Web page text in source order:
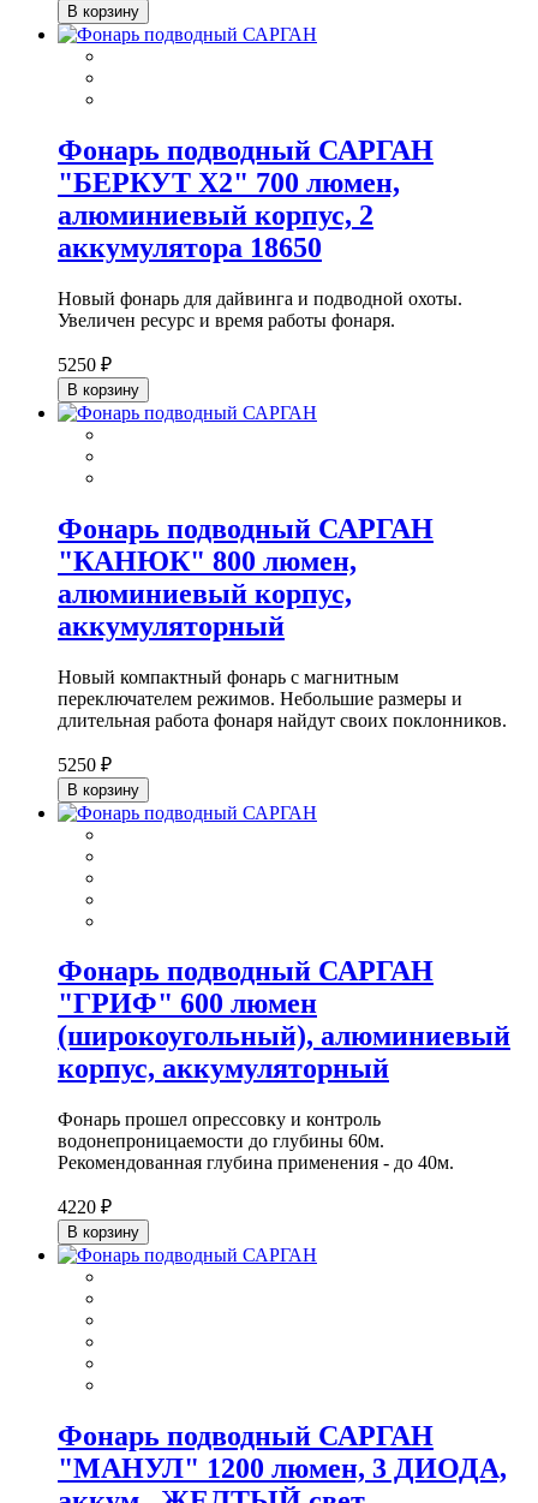
В корзину
Фонарь подводный САРГАН
"БЕРКУТ Х2" 700 люмен,
алюминиевый корпус, 2
аккумулятора 18650
Новый фонарь для дайвинга и подводной охоты.
Увеличен ресурс и время работы фонаря.
5250 ₽
В корзину
Фонарь подводный САРГАН
"КАНЮК" 800 люмен,
алюминиевый корпус,
аккумуляторный
Новый компактный фонарь с магнитным
переключателем режимов. Небольшие размеры и
длительная работа фонаря найдут своих поклонников.
5250 ₽
В корзину
Фонарь подводный САРГАН
"ГРИФ" 600 люмен
(широкоугольный), алюминиевый
корпус, аккумуляторный
Фонарь прошел опрессовку и контроль
водонепроницаемости до глубины 60м.
Рекомендованная глубина применения - до 40м.
4220 ₽
В корзину
Фонарь подводный САРГАН
"МАНУЛ" 1200 люмен, 3 ДИОДА,